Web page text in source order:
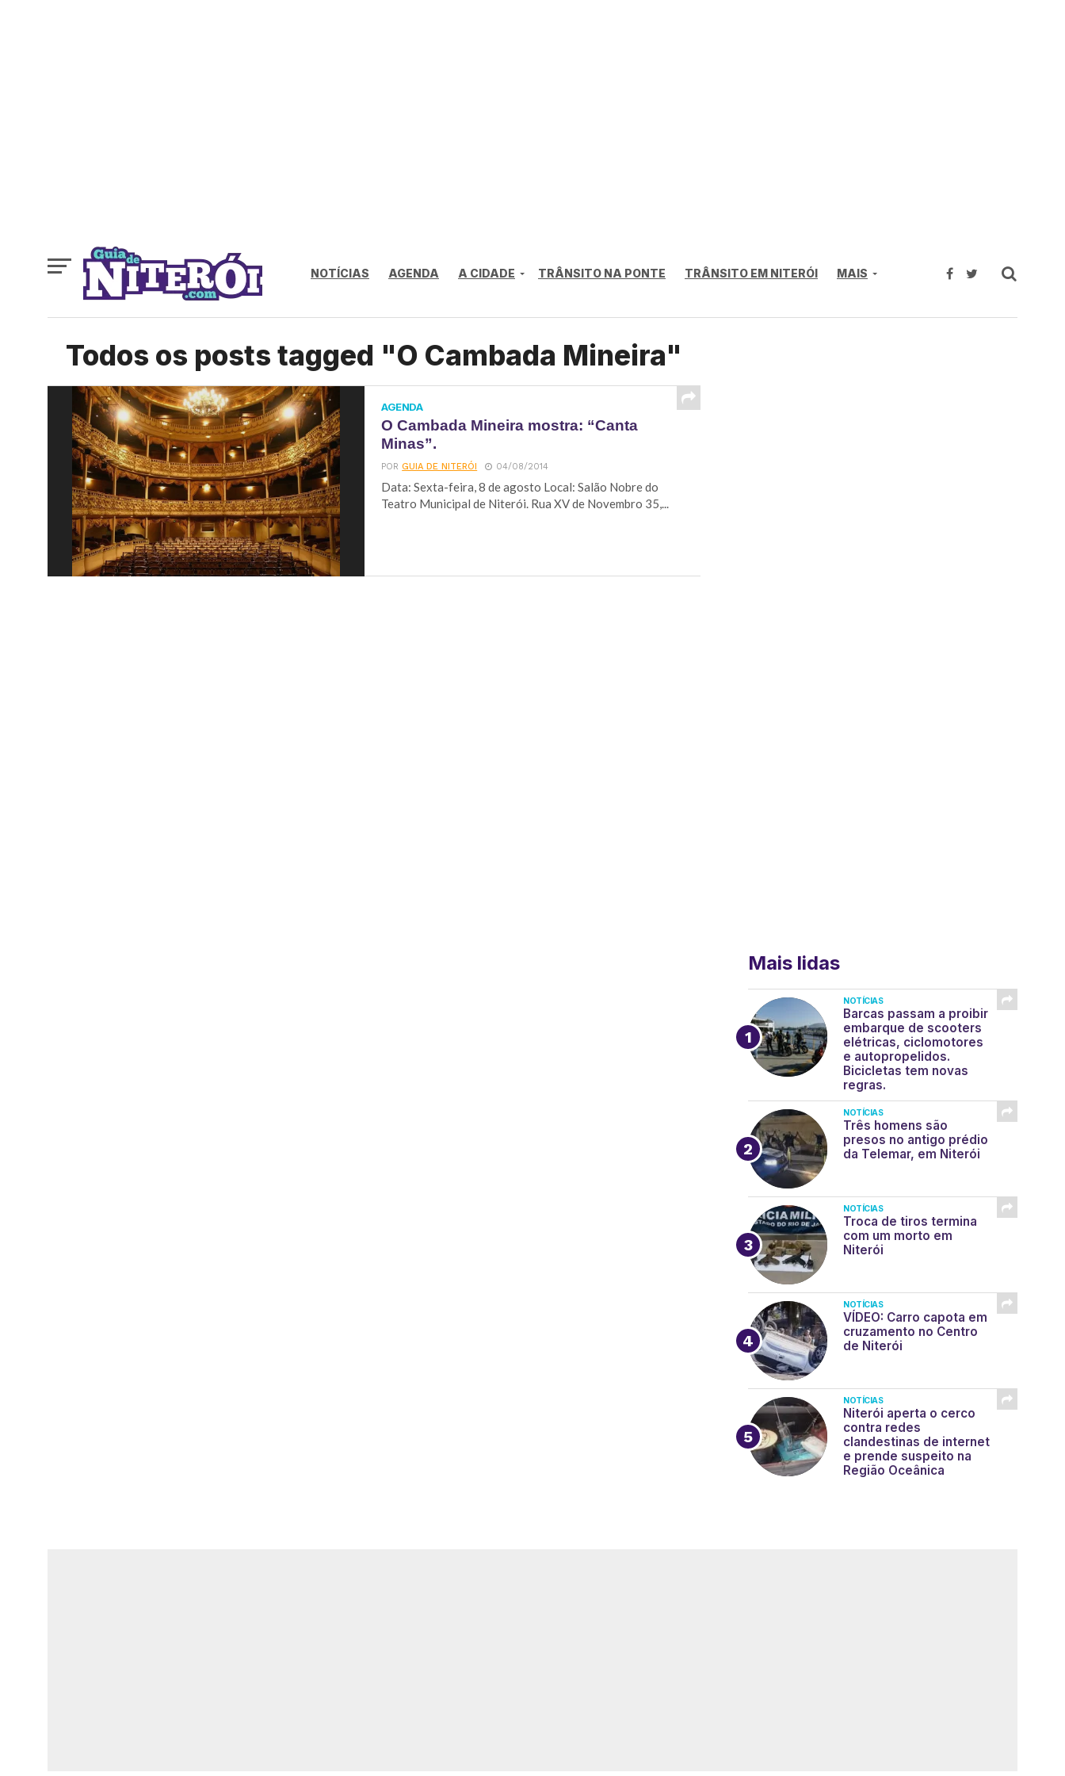
NOTÍCIAS AGENDA A CIDADE TRÂNSITO NA PONTE TRÂNSITO EM NITERÓI MAIS
Todos os posts tagged "O Cambada Mineira"
AGENDA
O Cambada Mineira mostra: “Canta
Minas”.
PORGUIA DE NITERÓI 04/08/2014
Data: Sexta-feira, 8 de agosto Local: Salão Nobre do
Teatro Municipal de Niterói. Rua XV de Novembro 35,...
Mais lidas
NOTÍCIAS
Barcas passam a proibir
embarque de scooters
elétricas, ciclomotores
e autopropelidos.
Bicicletas tem novas
regras.
NOTÍCIAS
Três homens são
presos no antigo prédio
da Telemar, em Niterói
NOTÍCIAS
Troca de tiros termina
com um morto em
Niterói
NOTÍCIAS
VÍDEO: Carro capota em
cruzamento no Centro
de Niterói
NOTÍCIAS
Niterói aperta o cerco
contra redes
clandestinas de internet
e prende suspeito na
Região Oceânica